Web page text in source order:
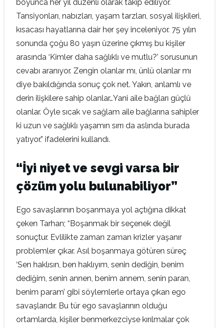
boyunca her yıl düzenli olarak takip ediliyor.
Tansiyonları, nabızları, yaşam tarzları, sosyal ilişkileri,
kısacası hayatlarına dair her şey inceleniyor. 75 yılın
sonunda çoğu 80 yaşın üzerine çıkmış bu kişiler
arasında ‘Kimler daha sağlıklı ve mutlu?’ sorusunun
cevabı aranıyor. Zengin olanlar mı, ünlü olanlar mı
diye bakıldığında sonuç çok net. Yakın, anlamlı ve
derin ilişkilere sahip olanlar…Yani aile bağları güçlü
olanlar. Öyle sıcak ve sağlam aile bağlarına sahipler
ki uzun ve sağlıklı yaşamın sırrı da aslında burada
yatıyor.” ifadelerini kullandı.
“İyi niyet ve sevgi varsa bir
çözüm yolu bulunabiliyor”
Ego savaşlarının boşanmaya yol açtığına dikkat
çeken Tarhan; “Boşanmak bir seçenek değil
sonuçtur. Evlilikte zaman zaman krizler yaşanır
problemler çıkar. Asıl boşanmaya götüren süreç
‘Sen haklısın, ben haklıyım, senin dediğin, benim
dediğim, senin annen, benim annem, senin paran,
benim param’ gibi söylemlerle ortaya çıkan ego
savaşlarıdır. Bu tür ego savaşlarının olduğu
ortamlarda, kişiler benmerkezciyse kırılmalar çok